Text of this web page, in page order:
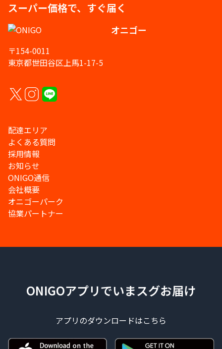
スーパー価格で、すぐ届く
オニゴー
〒154-0011
東京都世田谷区上馬1-17-5
配達エリア
よくある質問
採用情報
お知らせ
ONIGO通信
会社概要
オニゴーパーク
協業パートナー
ONIGOアプリでいまスグお届け
アプリのダウンロードはこちら